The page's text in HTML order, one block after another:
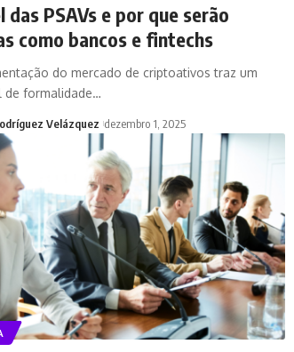
das PSAVs e por que serão
como bancos e fintechs
do mercado de criptoativos traz um
de formalidade…
Velázquez dezembro 1, 2025